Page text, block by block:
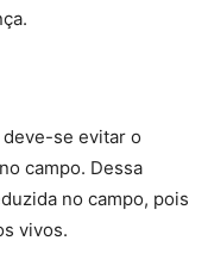
se evitar o
campo. Dessa
no campo, pois
vivos.